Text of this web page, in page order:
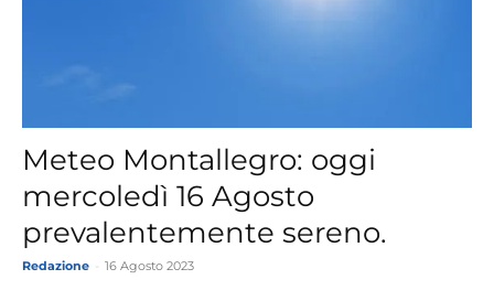
Meteo Montallegro: oggi
mercoledì 16 Agosto
prevalentemente sereno.
Redazione 16 Agosto 2023